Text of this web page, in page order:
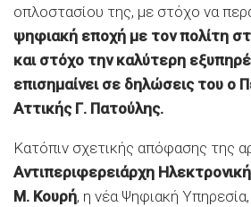
οπλοστασίου της, με στόχο να
ψηφιακή εποχή με τον πολίτη
και στόχο την καλύτερη
επισημαίνει σε δηλώσεις του ο
Αττικής Γ. Πατούλης.
Κατόπιν σχετικής απόφασης της
Αντιπεριφερειάρχη
Μ. Κουρή, η νέα Ψηφιακή